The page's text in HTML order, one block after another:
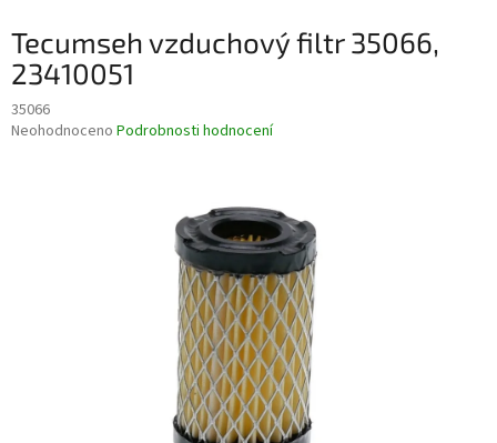
Tecumseh vzduchový filtr 35066,
23410051
35066
Průměrné
Neohodnoceno Podrobnosti hodnocení